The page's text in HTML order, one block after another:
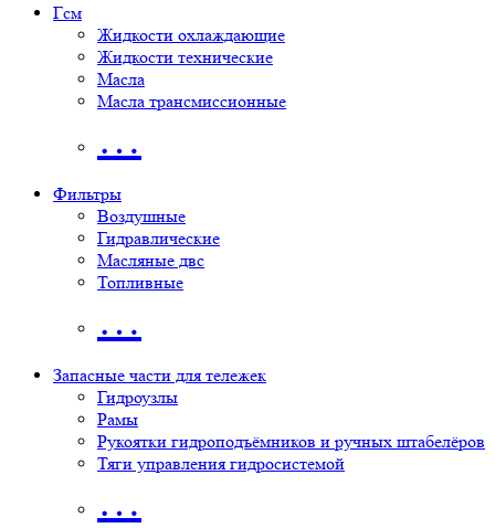
Гсм
Жидкости охлаждающие
Жидкости технические
Масла
Масла трансмиссионные
…
Фильтры
Воздушные
Гидравлические
Масляные двс
Топливные
…
Запасные части для тележек
Гидроузлы
Рамы
Рукоятки гидроподъёмников и ручных штабелёров
Тяги управления гидросистемой
…